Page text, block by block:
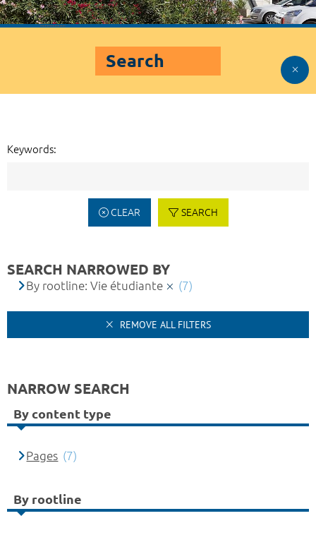
Search
Keywords:
CLEAR SEARCH
SEARCH NARROWED BY
By rootline: Vie étudiante (7)
REMOVE ALL FILTERS
NARROW SEARCH
By content type
Pages (7)
By rootline